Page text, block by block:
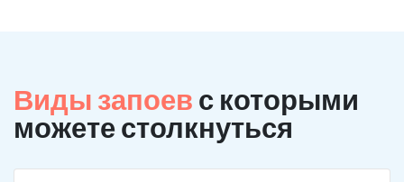
Виды запоев с которыми
можете столкнуться